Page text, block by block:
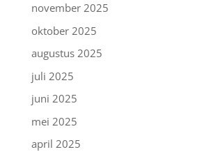
november 2025
oktober 2025
augustus 2025
juli 2025
juni 2025
mei 2025
april 2025